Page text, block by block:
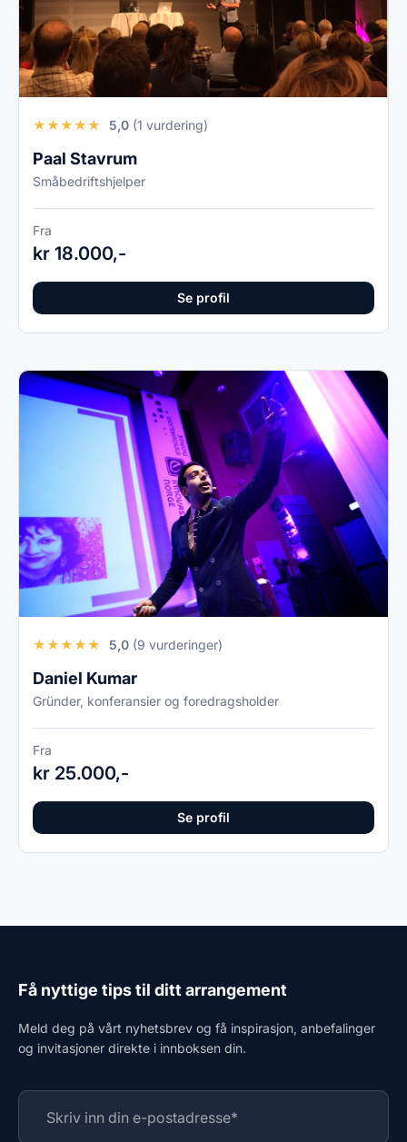
★★★★★ 5,0 (1 vurdering)
Paal Stavrum
Småbedriftshjelper
Fra
kr 18.000,-
Se profil
★★★★★ 5,0 (9 vurderinger)
Daniel Kumar
Gründer, konferansier og foredragsholder
Fra
kr 25.000,-
Se profil
Få nyttige tips til ditt arrangement
Meld deg på vårt nyhetsbrev og få inspirasjon, anbefalinger
og invitasjoner direkte i innboksen din.